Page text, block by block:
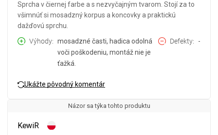
Sprcha v čiernej farbe a s nezvyčajným tvarom. Stojí za to
všimnúť si mosadzný korpus a koncovky a praktickú
dažďovú sprchu.
Výhody
mosadzné časti, hadica odolná
voči poškodeniu, montáž nie je
ťažká.
Defekty -
Ukážte pôvodný komentár
Názor sa týka tohto produktu
KewiR